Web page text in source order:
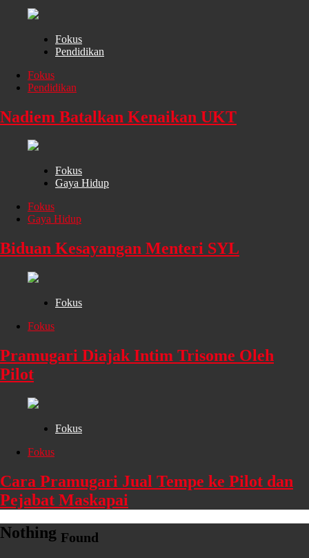
Fokus
Pendidikan
Fokus
Pendidikan
Nadiem Batalkan Kenaikan UKT
Fokus
Gaya Hidup
Fokus
Gaya Hidup
Biduan Kesayangan Menteri SYL
Fokus
Fokus
Pramugari Diajak Intim Trisome Oleh
Pilot
Fokus
Fokus
Cara Pramugari Jual Tempe ke Pilot dan
Pejabat Maskapai
Nothing Found